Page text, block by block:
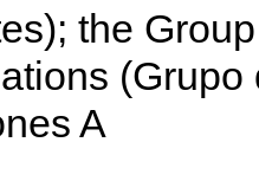
the
A